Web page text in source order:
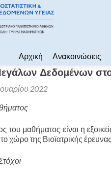
Αρχική
Ανακοινώσεις
Δεδομένων
2022
του μαθήματος είναι η
χώρο της Βιοϊατρικής